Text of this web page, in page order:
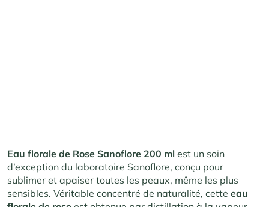
Eau florale de Rose Sanoflore 200 ml est un soin
d’exception du laboratoire Sanoflore, conçu pour
sublimer et apaiser toutes les peaux, même les plus
sensibles. Véritable concentré de naturalité, cette eau